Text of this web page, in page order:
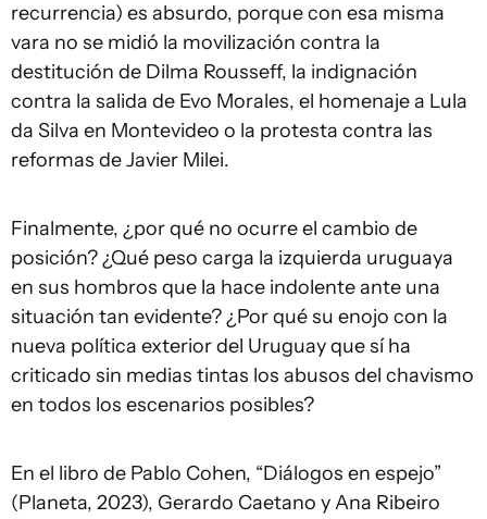
recurrencia) es absurdo, porque con esa misma
vara no se midió la movilización contra la
destitución de Dilma Rousseff, la indignación
contra la salida de Evo Morales, el homenaje a Lula
da Silva en Montevideo o la protesta contra las
reformas de Javier Milei.
Finalmente, ¿por qué no ocurre el cambio de
posición? ¿Qué peso carga la izquierda uruguaya
en sus hombros que la hace indolente ante una
situación tan evidente? ¿Por qué su enojo con la
nueva política exterior del Uruguay que sí ha
criticado sin medias tintas los abusos del chavismo
en todos los escenarios posibles?
En el libro de Pablo Cohen, “Diálogos en espejo”
(Planeta, 2023), Gerardo Caetano y Ana Ribeiro